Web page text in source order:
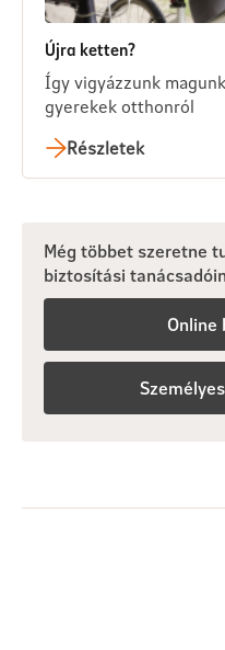
Újra ketten?
Így vigyázzunk
gyerekek otthonról
Részletek
Még többet szeretne
biztosítási
Online